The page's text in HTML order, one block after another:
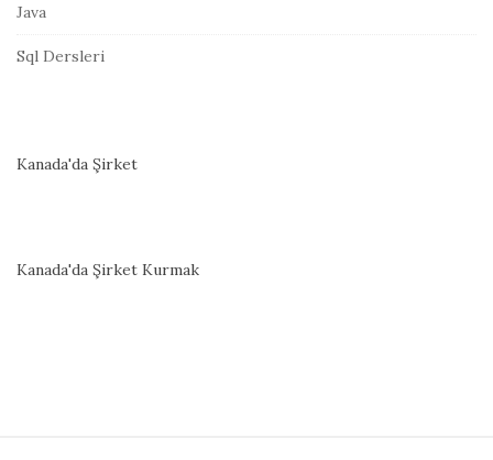
Java
Sql Dersleri
Kanada'da Şirket
Kanada'da Şirket Kurmak